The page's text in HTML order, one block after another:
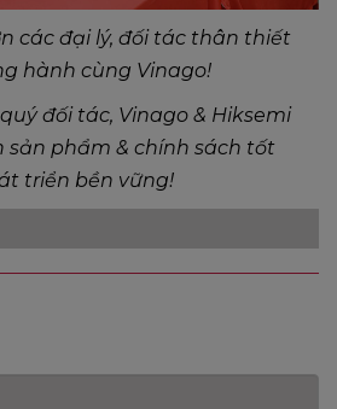
các đại lý, đối tác thân thiết
hành cùng Vinago!
đối tác, Vinago & Hiksemi
phẩm & chính sách tốt
triển bền vững!